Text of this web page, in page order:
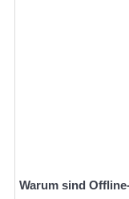
Warum sind